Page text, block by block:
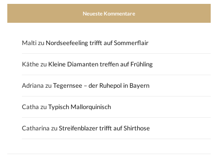
Neueste Kommentare
Maltizu Nordseefeeling trifft auf Sommerflair
Käthezu Kleine Diamanten treffen auf Frühling
Adriana zuTegernsee – der Ruhepol in Bayern
Catha zuTypisch Mallorquinisch
Catharina zuStreifenblazer trifft auf Shirthose